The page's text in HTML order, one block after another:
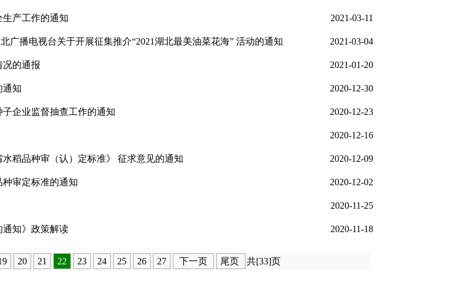
产工作的通知 2021-03-11
广播电视台关于开展征集推介“2021湖北最美油菜花海” 活动的通知 2021-03-04
况的通报 2021-01-20
通知 2020-12-30
企业监督抽查工作的通知 2020-12-23
2020-12-16
稻品种审（认）定标准》 征求意见的通知 2020-12-09
审定标准的通知 2020-12-02
2020-11-25
通知》政策解读 2020-11-18
20 21 22 23 24 25 26 27 下一页 尾页 共[33]页